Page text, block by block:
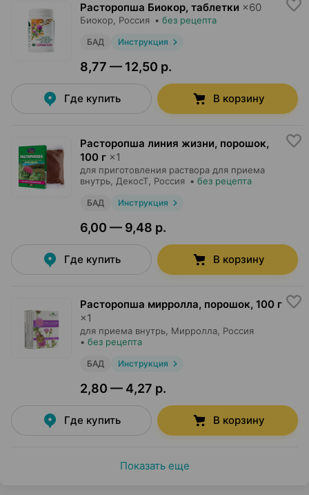
Расторопша Биокор, таблетки ×60
Биокор , Россия • без рецепта
БАД Инструкция
8,77 — 12,50 р.
Где купить В корзину
Расторопша линия жизни, порошок,
100 г ×1
для приготовления раствора для приема
внутрь, ДекосТ , Россия • без рецепта
БАД Инструкция
6,00 — 9,48 р.
Где купить В корзину
Расторопша мирролла, порошок, 100 г
×1
для приема внутрь, Мирролла , Россия
• без рецепта
БАД Инструкция
2,80 — 4,27 р.
Где купить В корзину
Показать еще